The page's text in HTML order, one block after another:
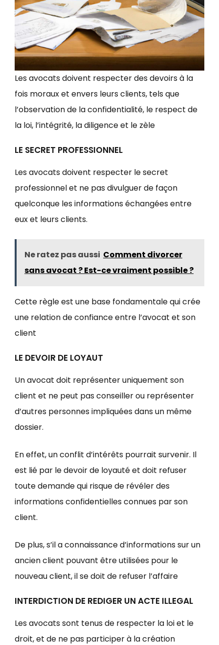
Les avocats doivent respecter des devoirs à la
fois moraux et envers leurs clients, tels que
l’observation de la confidentialité, le respect de
la loi, l’intégrité, la diligence et le zèle
LE SECRET PROFESSIONNEL
Les avocats doivent respecter le secret
professionnel et ne pas divulguer de façon
quelconque les informations échangées entre
eux et leurs clients.
Ne ratez pas aussi Comment divorcer
sans avocat ? Est-ce vraiment possible ?
Cette règle est une base fondamentale qui crée
une relation de confiance entre l’avocat et son
client
LE DEVOIR DE LOYAUT
Un avocat doit représenter uniquement son
client et ne peut pas conseiller ou représenter
d’autres personnes impliquées dans un même
dossier.
En effet, un conflit d’intérêts pourrait survenir. Il
est lié par le devoir de loyauté et doit refuser
toute demande qui risque de révéler des
informations confidentielles connues par son
client.
De plus, s’il a connaissance d’informations sur un
ancien client pouvant être utilisées pour le
nouveau client, il se doit de refuser l’affaire
INTERDICTION DE REDIGER UN ACTE ILLEGAL
Les avocats sont tenus de respecter la loi et le
droit, et de ne pas participer à la création